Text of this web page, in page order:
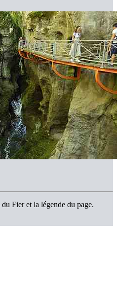
Fier et la légende du page.